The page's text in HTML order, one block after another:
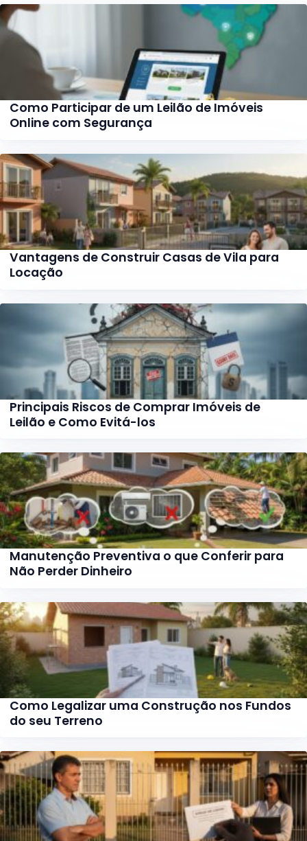
Como Participar de um Leilão de Imóveis
Online com Segurança
Vantagens de Construir Casas de Vila para
Locação
Principais Riscos de Comprar Imóveis de
Leilão e Como Evitá-los
Manutenção Preventiva o que Conferir para
Não Perder Dinheiro
Como Legalizar uma Construção nos Fundos
do seu Terreno